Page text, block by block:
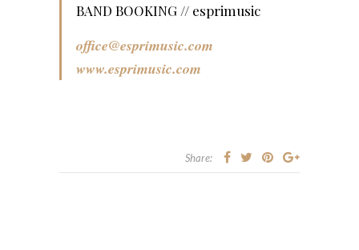
BAND BOOKING // esprimusic
office@esprimusic.com
www.esprimusic.com
Share: